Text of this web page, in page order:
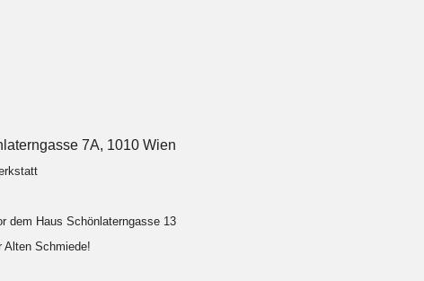
7A, 1010 Wien
dem Haus Schönlaterngasse 13
Alten Schmiede!